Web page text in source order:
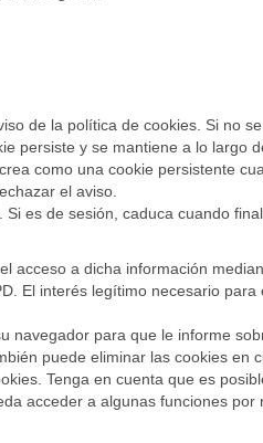
de la política de cookies. Si no
persiste y se mantiene a lo largo
como una cookie persistente
el aviso.
es de sesión, caduca cuando
acceso a dicha información
El interés legítimo necesario
para que le informe
puede eliminar las cookies en
Tenga en cuenta que es
acceder a algunas funciones por